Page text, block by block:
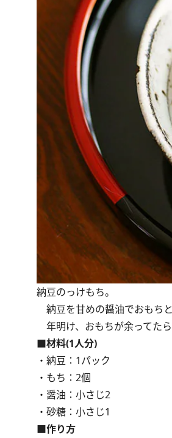
納豆のっけもち。
納豆を甘めの醤油でおもち
年明け、おもちが余ってた
■材料(1人分)
・納豆：1パック
・もち：2個
・醤油：小さじ2
・砂糖：小さじ1
■作り方